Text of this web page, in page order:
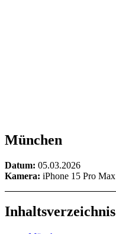
München
Datum: 05.03.2026
Kamera: iPhone 15 Pro Max
Inhaltsverzeichnis